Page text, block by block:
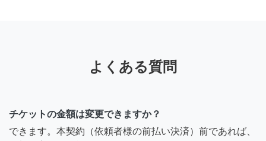
よくある質問
チケットの金額は変更できますか？
できます。本契約（依頼者様の前払い決済）前であれば、